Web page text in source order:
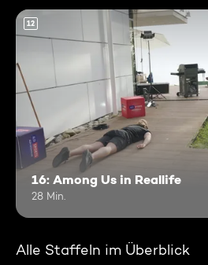
12
16: Among Us in Reallife
28 Min.
Alle Staffeln im Überblick